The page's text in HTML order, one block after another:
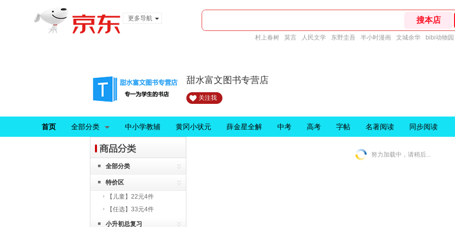
更多导航
村上春树 莫言 人民文学 东野圭吾 半小时漫画 文城余华 bibi动物园
甜水富文图书专营店
关注我
首页 全部分类 中小学教辅 黄冈小状元 薛金星全解 中考 高考 字帖 名著阅读 同步阅读
全部分类
特价区
【儿童】22元4件
【任选】33元4件
小升初总复习
努力加载中，请稍后...